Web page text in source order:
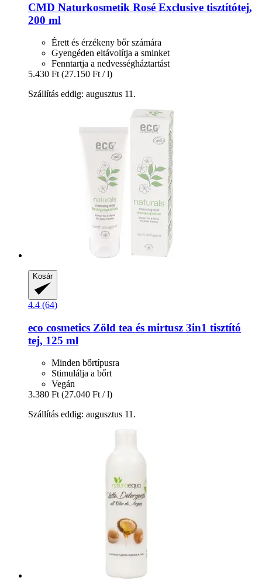
CMD Naturkosmetik Rosé Exclusive tisztítótej,
200 ml
Érett és érzékeny bőr számára
Gyengéden eltávolítja a sminket
Fenntartja a nedvességháztartást
5.430 Ft (27.150 Ft / l)
Szállítás eddig: augusztus 11.
Kosár
4.4 (64)
eco cosmetics Zöld tea és mirtusz 3in1 tisztító
tej, 125 ml
Minden bőrtípusra
Stimulálja a bőrt
Vegán
3.380 Ft (27.040 Ft / l)
Szállítás eddig: augusztus 11.